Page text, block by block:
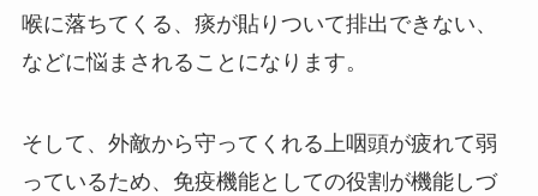
喉に落ちてくる、痰が貼りついて排出できない、
などに悩まされることになります。
そして、外敵から守ってくれる上咽頭が疲れて弱
っているため、免疫機能としての役割が機能しづ